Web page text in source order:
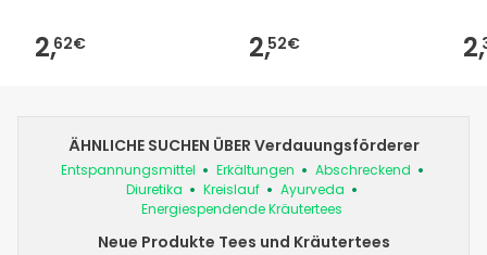
2,62€ 2,52€ 2,
ÄHNLICHE SUCHEN ÜBER Verdauungsförderer
Entspannungsmittel Erkältungen
Abschreckend
Diuretika
Kreislauf
Ayurveda
Energiespendende Kräutertees
Neue Produkte Tees und Kräutertees